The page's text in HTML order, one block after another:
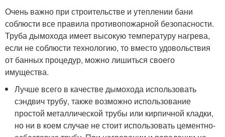
Очень важно при строительстве и утеплении бани
соблюсти все правила противопожарной безопасности.
Труба дымохода имеет высокую температуру нагрева,
если не соблюсти технологию, то вместо удовольствия
от банных процедур, можно лишиться своего
имущества.
Лучше всего в качестве дымохода использовать
сэндвич трубу, также возможно использование
простой металлической трубы или кирпичной кладки,
но ни в коем случае не стоит использовать цементно-